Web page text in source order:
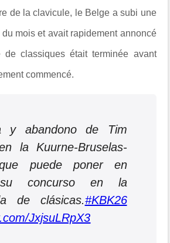
de la clavicule, le Belge a subi une
mois et avait rapidement annoncé
de classiques était terminée avant
commencé.
y abandono de Tim
la Kuurne-Bruselas-
puede poner en
concurso en la
de clásicas.#KBK26
JxjsuLRpX3